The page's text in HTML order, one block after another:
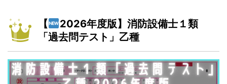
【
2026年度版】消防設備士１類
「過去問テスト」乙種